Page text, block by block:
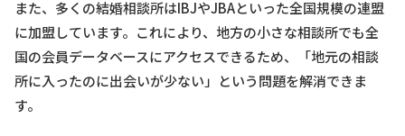
また、多くの結婚相談所はIBJやJBAといった全国規模の連盟
に加盟しています。これにより、地方の小さな相談所でも全
国の会員データベースにアクセスできるため、「地元の相談
所に入ったのに出会いが少ない」という問題を解消できま
す。